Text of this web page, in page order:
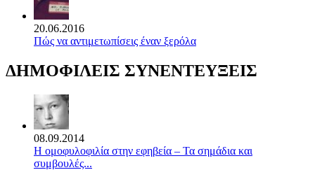
20.06.2016
Πώς να αντιμετωπίσεις έναν ξερόλα
ΔΗΜΟΦΙΛΕΙΣ ΣΥΝΕΝΤΕΥΞΕΙΣ
08.09.2014
Η ομοφυλοφιλία στην εφηβεία – Τα σημάδια και
συμβουλές...